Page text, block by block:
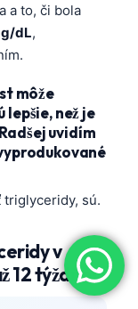
a to, či bola
dL,
môže
než je
uvidím
triglyceridy, sú.
v
12 týždňov